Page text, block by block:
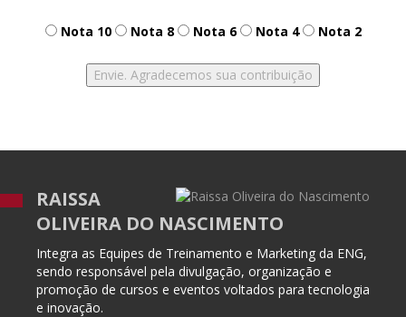
Nota 10 Nota 8 Nota 6 Nota 4 Nota 2
RAISSA
OLIVEIRA DO NASCIMENTO
Integra as Equipes de Treinamento e Marketing da ENG,
sendo responsável pela divulgação, organização e
promoção de cursos e eventos voltados para tecnologia
e inovação.